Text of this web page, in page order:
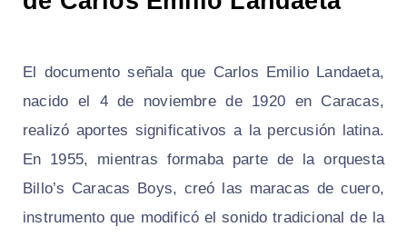
El documento señala que Carlos Emilio Landaeta,
nacido el 4 de noviembre de 1920 en Caracas,
realizó aportes significativos a la percusión latina.
En 1955, mientras formaba parte de la orquesta
Billo’s Caracas Boys, creó las maracas de cuero,
instrumento que modificó el sonido tradicional de la